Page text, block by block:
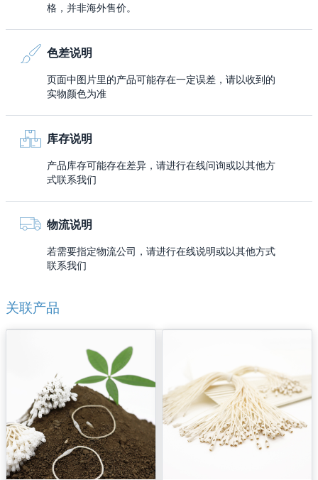
格，并非海外售价。
色差说明
页面中图片里的产品可能存在一定误差，请以收到的
实物颜色为准
库存说明
产品库存可能存在差异，请进行在线问询或以其他方
式联系我们
物流说明
若需要指定物流公司，请进行在线说明或以其他方式
联系我们
关联产品